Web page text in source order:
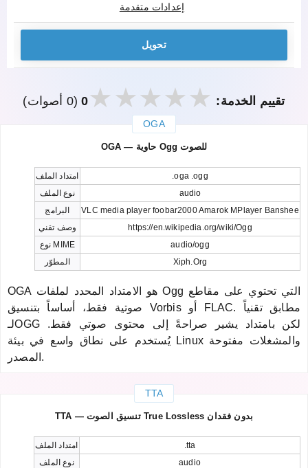
إعدادات متقدمة
تحويل
تقييم الخدمة: 0(0 أصوات)
OGA
OGA — حاوية Ogg للصوت
امتداد الملف
.oga .ogg
نوع الملف
audio
البرامج
VLC media player foobar2000 Amarok MPlayer Banshee
وصف تقني
https://en.wikipedia.org/wiki/Ogg
نوع MIME
audio/ogg
المطوّر
Xiph.Org
OGA هو الامتداد المحدد لملفات Ogg التي تحتوي على مقاطع
صوتية فقط، أساساً بتنسيق Vorbis أو FLAC. مطابق تقنياً
لـOGG لكن بامتداد يشير صراحةً إلى محتوى صوتي فقط.
يُستخدم على نطاق واسع في بيئة Linux والمشغلات مفتوحة
المصدر.
TTA
TTA — تنسيق الصوت True Lossless بدون فقدان
امتداد الملف
.tta
نوع الملف
audio